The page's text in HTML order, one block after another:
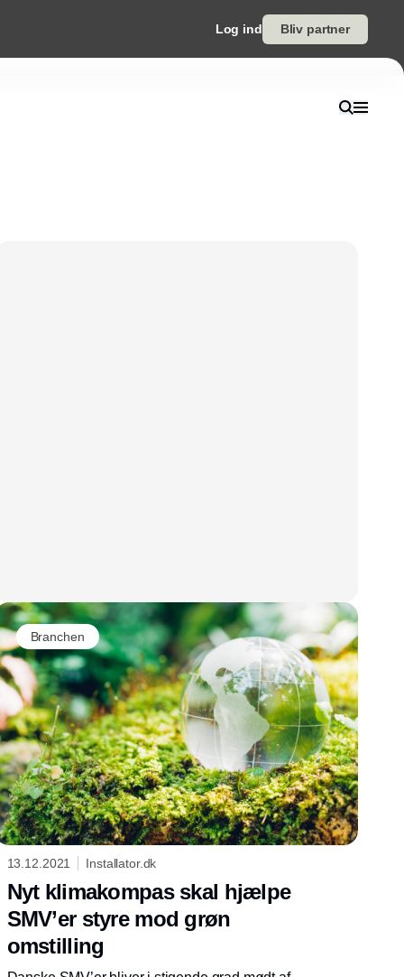
Log ind Bliv partner
Branchen
13.12.2021 Installator.dk
Nyt klimakompas skal hjælpe
SMV’er styre mod grøn
omstilling